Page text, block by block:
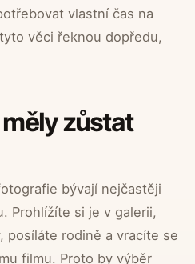
vlastní čas na
věci řeknou dopředu,
zůstat
bývají nejčastěji
Prohlížíte si je v galerii,
rodině a vracíte se
filmu. Proto by výběr